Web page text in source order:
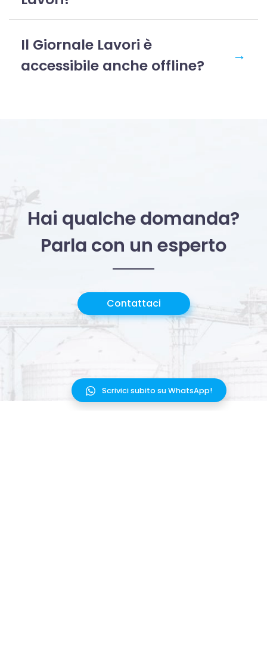
Il Giornale Lavori è
accessibile anche offline?
→
Hai qualche domanda?
Parla con un esperto
Contattaci
Scrivici subito su WhatsApp!